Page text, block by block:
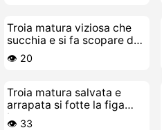
Troia matura viziosa che
succhia e si fa scopare dal
vicino
👁️ 20
Troia matura salvata e
arrapata si fotte la figa
bagnata
👁️ 33